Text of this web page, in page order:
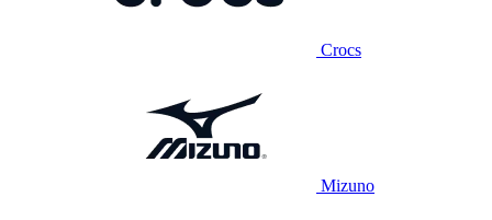
Crocs
Mizuno